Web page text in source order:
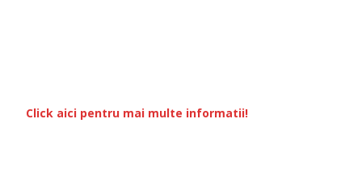
Click aici pentru mai multe informatii!